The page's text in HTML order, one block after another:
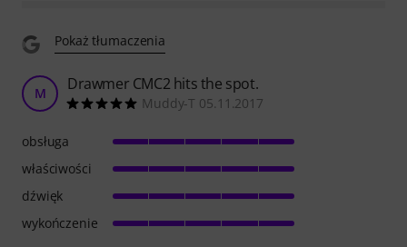
Pokaż tłumaczenia
M Drawmer CMC2 hits the spot.
Muddy-T 05.11.2017
obsługa
właściwości
dźwięk
wykończenie